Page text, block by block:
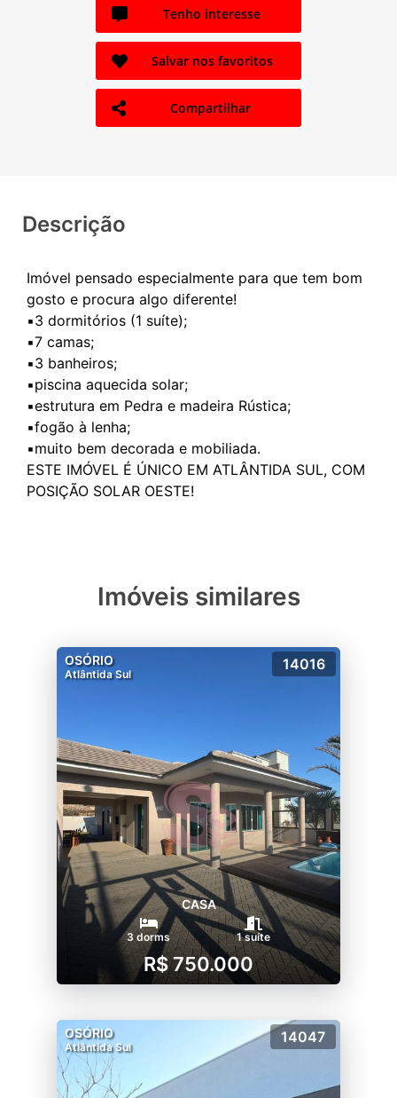
Tenho interesse
Salvar nos favoritos
Compartilhar
Descrição
Imóvel pensado especialmente para que tem bom
gosto e procura algo diferente!
▪️3 dormitórios (1 suíte);
▪️7 camas;
▪️3 banheiros;
▪️piscina aquecida solar;
▪️estrutura em Pedra e madeira Rústica;
▪️fogão à lenha;
▪️muito bem decorada e mobiliada.
ESTE IMÓVEL É ÚNICO EM ATLÂNTIDA SUL, COM
Imóveis similares
OSÓRIO
Atlântida Sul
14016
CASA
3 dorms 1 suíte
R$ 750.000
OSÓRIO
Atlântida Sul
14047